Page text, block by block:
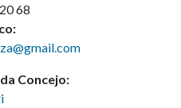
68
Concejo: